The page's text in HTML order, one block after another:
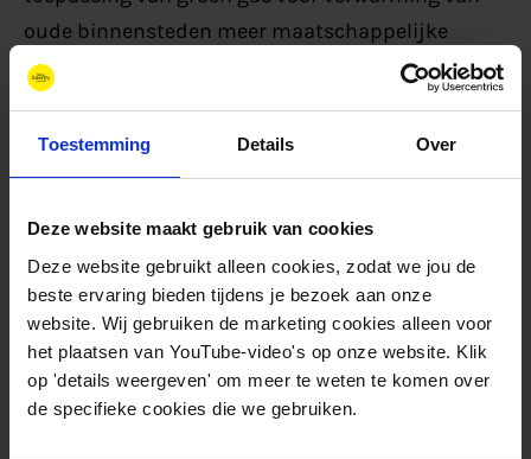
Toestemming Details Over
Deze website maakt gebruik van cookies
Deze website gebruikt alleen cookies, zodat we jou de
beste ervaring bieden tijdens je bezoek aan onze
website. Wij gebruiken de marketing cookies alleen voor
het plaatsen van YouTube-video's op onze website. Klik
op 'details weergeven' om meer te weten te komen over
de specifieke cookies die we gebruiken.
oude binnensteden meer maatschappelijke
waarde dan voor industriële proceswarmte of
Oude binnensteden
Moet op basis van deze conclusie de voor
Nederland beoogde 2 miljard kubieke meter
groengas-productie in 2030 volledig in oude
binnensteden worden toegepast? Dat is voorbarig
op basis van één studie. Wel lijkt er nu geen